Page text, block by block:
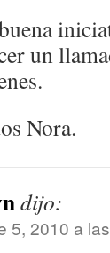
un
Nora.
dijo:
5, 2010 a